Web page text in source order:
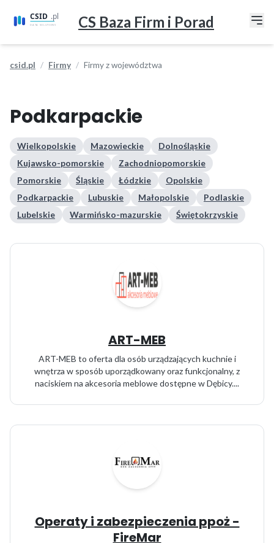
CS Baza Firm i Porad
csid.pl Firmy Firmy z województwa
Podkarpackie
Wielkopolskie Mazowieckie
Dolnośląskie
Kujawsko-pomorskie
Zachodniopomorskie
Pomorskie
Śląskie Łódzkie
Opolskie
Podkarpackie
Lubuskie Małopolskie
Podlaskie
Lubelskie
Warmińsko-mazurskie Świętokrzyskie
ART-MEB
ART-MEB to oferta dla osób urządzających kuchnie i
wnętrza w sposób uporządkowany oraz funkcjonalny, z
naciskiem na akcesoria meblowe dostępne w Dębicy....
Operaty i zabezpieczenia ppoż -
FireMar